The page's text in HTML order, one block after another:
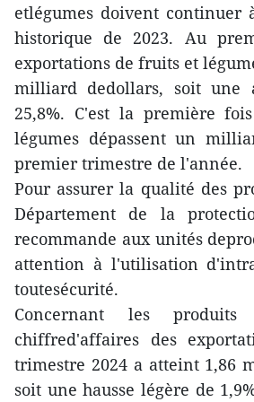
etlégumes doivent continuer
historique de 2023. Au
exportations de fruits et
milliard dedollars, soit une
25,8%. C'est la première
légumes dépassent un
premier trimestre de l'année.
Pour assurer la qualité des
Département de la
recommande aux unités
attention à l'utilisation
toutesécurité.
Concernant les produits
chiffred'affaires des
trimestre 2024 a atteint 1,86
soit une hausse légère de